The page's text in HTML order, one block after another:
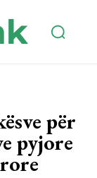
për
pyjore